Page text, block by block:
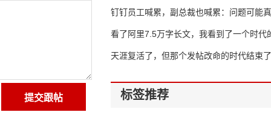
钉钉员工喊累，副总裁也喊累：问题可能
了
看了阿里7.5万字长文，我看到了一个时代
天涯复活了，但那个发帖改命的时代结束了
标签推荐